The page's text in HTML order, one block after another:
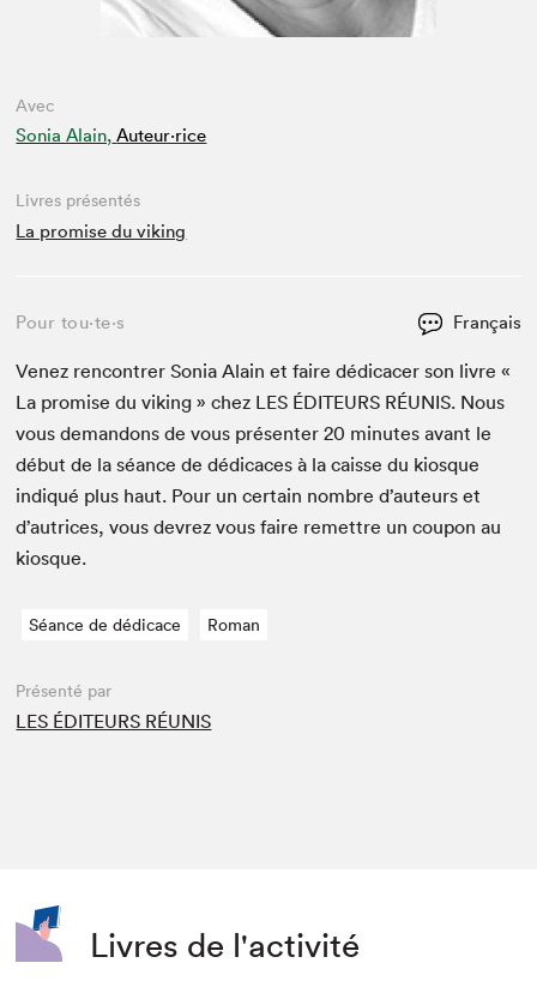
Avec
Sonia Alain, Auteur·rice
Livres présentés
La promise du viking
Pour tou⋅te⋅s Français
Venez ren­con­tr­er Sonia Alain et faire dédi­cac­er son livre «
La promise du viking » chez LES ÉDI­TEURS RÉU­NIS. Nous
vous deman­dons de vous présen­ter20 min­utes avant le
début de la séance de dédi­caces à la caisse du kiosque
indiqué plus haut. Pour un cer­tain nom­bre d’auteurs et
d’autrices, vous devrez vous faire remet­tre un coupon au
kiosque.
Séance de dédicace Roman
Présenté par
LES ÉDITEURS RÉUNIS
Livres de l'activité